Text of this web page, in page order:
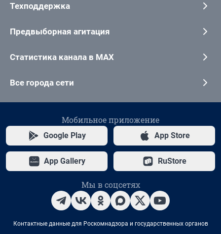
Техподдержка
Предвыборная агитация
Статистика канала в MAX
Все города сети
Мобильное приложение
Google Play App Store
App Gallery RuStore
Мы в соцсетях
Контактные данные для Роскомнадзора и государственных органов